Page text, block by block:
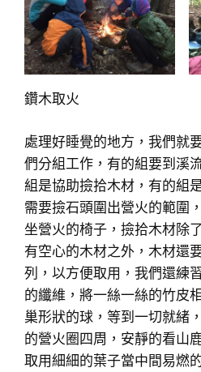
鑽木取火
處理好睡覺的地方，我們就
們分組工作，有的組要到溪
組是協助撿拾木材，有的組
需要撿石頭圍出營火的範圍
坐營火的椅子，撿拾木材除
有空心的木材之外，木材還
列，以方便取用，我們還練
的纖維，將一絲一絲的竹皮
巢形狀的球，等到一切就緒
的營火圈四周，安靜的看山
取用細細的葉子當中間易燃